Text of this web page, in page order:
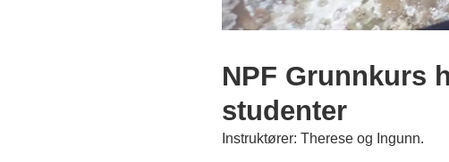
NPF Grunnkurs
studenter
Instruktører: Therese og Ingunn.